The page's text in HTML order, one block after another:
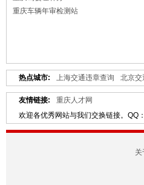
重庆车辆年审检测站
热点城市: 上海交通违章查询 北京交
友情链接:
重庆人才网
欢迎各优秀网站与我们交换链接。QQ
关